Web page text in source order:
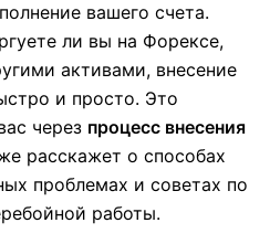
вашего счета.
ли вы на Форексе,
активами, внесение
и просто. Это
через процесс внесения
расскажет о способах
проблемах и советах по
работы.